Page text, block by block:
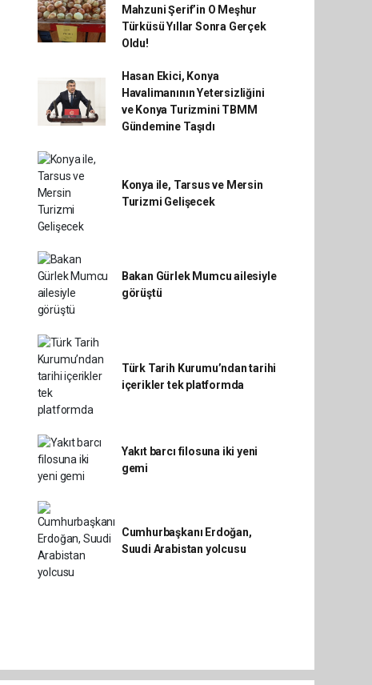
Mahzuni Şerif’in O Meşhur
Türküsü Yıllar Sonra Gerçek
Oldu!
Hasan Ekici, Konya
Havalimanının Yetersizliğini
ve Konya Turizmini TBMM
Gündemine Taşıdı
Konya ile, Tarsus ve Mersin
Turizmi Gelişecek
Bakan Gürlek Mumcu ailesiyle
görüştü
Türk Tarih Kurumu’ndan tarihi
içerikler tek platformda
Yakıt barcı filosuna iki yeni
gemi
Cumhurbaşkanı Erdoğan,
Suudi Arabistan yolcusu